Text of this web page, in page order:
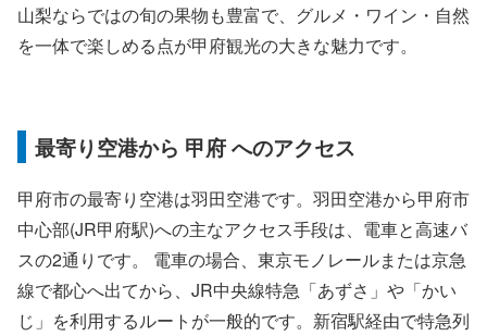
山梨ならではの旬の果物も豊富で、グルメ・ワイン・自然
を一体で楽しめる点が甲府観光の大きな魅力です。
最寄り空港から 甲府 へのアクセス
甲府市の最寄り空港は羽田空港です。羽田空港から甲府市
中心部(JR甲府駅)への主なアクセス手段は、電車と高速バ
スの2通りです。 電車の場合、東京モノレールまたは京急
線で都心へ出てから、JR中央線特急「あずさ」や「かい
じ」を利用するルートが一般的です。新宿駅経由で特急列